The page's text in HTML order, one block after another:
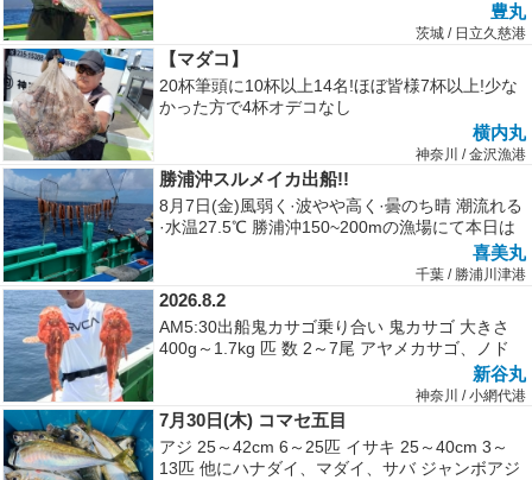
豊丸
茨城 / 日立久慈港
【マダコ】
20杯筆頭に10杯以上14名!ほぼ皆様7杯以上!少な
かった方で4杯オデコなし
横内丸
神奈川 / 金沢漁港
勝浦沖スルメイカ出船!!
8月7日(金)風弱く·波やや高く·曇のち晴 潮流れる
·水温27.5℃ 勝浦沖150~200mの漁場にて本日は
喜美丸
千葉 / 勝浦川津港
2026.8.2
AM5:30出船鬼カサゴ乗り合い 鬼カサゴ 大きさ
400g～1.7kg 匹 数 2～7尾 アヤメカサゴ、ノド
新谷丸
神奈川 / 小網代港
7月30日(木) コマセ五目
アジ 25～42cm 6～25匹 イサキ 25～40cm 3～
13匹 他にハナダイ、マダイ、サバ ジャンボアジ